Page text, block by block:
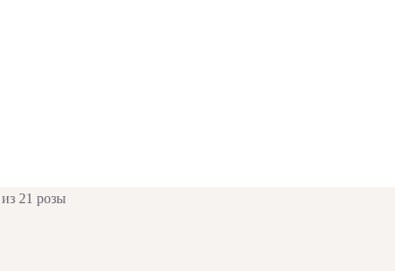
21 розы